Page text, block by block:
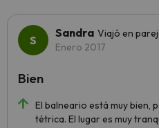
Sandra Viajó en
Enero 2017
El balneario está muy bien,
tétrica. El lugar es muy
Bien